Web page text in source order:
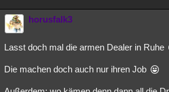
horusfalk3
Lasst doch mal die armen Dealer in Ruhe
Die machen doch auch nur ihren Job